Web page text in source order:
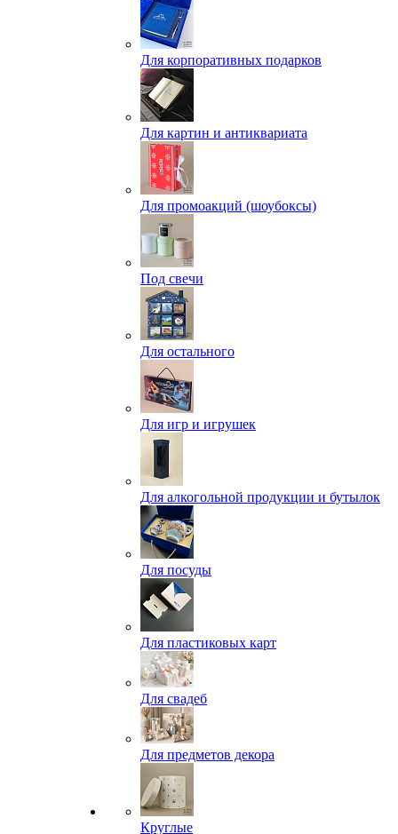
Для корпоративных подарков
Для картин и антиквариата
Для промоакций (шоубоксы)
Под свечи
Для остального
Для игр и игрушек
Для алкогольной продукции и бутылок
Для посуды
Для пластиковых карт
Для свадеб
Для предметов декора
Круглые